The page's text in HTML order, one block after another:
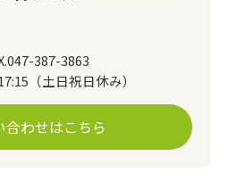
387-3863
（土日祝日休み）
合わせはこちら